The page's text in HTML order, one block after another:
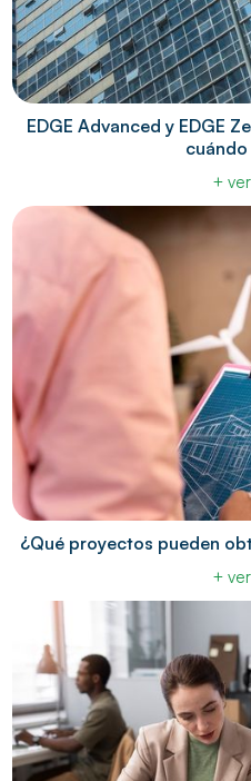
EDGE Advanced y EDGE
+
¿Qué proyectos pueden
+